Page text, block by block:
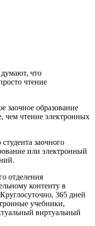
что
чтение
заочное образование
чем чтение электронных
заочного
ние или электронный
отделения
контенту в
365 дней
учебники,
виртуальный